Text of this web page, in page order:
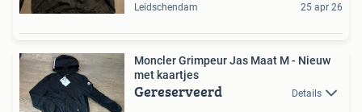
Leidschendam 25 apr 26
Moncler Grimpeur Jas Maat M - Nieuw
met kaartjes
Gereserveerd Details